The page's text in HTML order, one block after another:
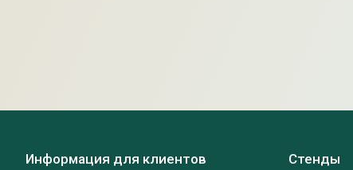
Информация для клиентов Стенды